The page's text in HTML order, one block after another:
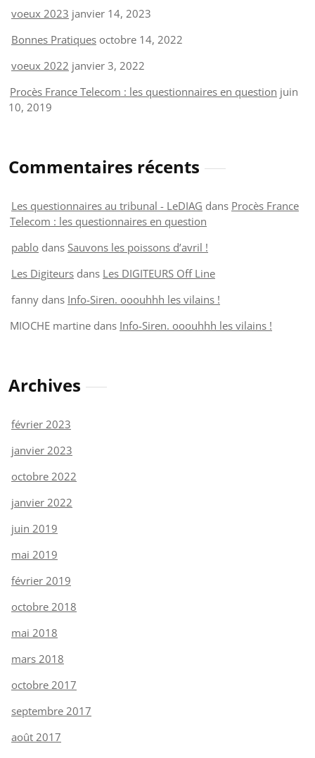
voeux 2023 janvier 14, 2023
Bonnes Pratiques octobre 14, 2022
voeux 2022 janvier 3, 2022
Procès France Telecom : les questionnaires en question juin
10, 2019
Commentaires récents
Les questionnaires au tribunal - LeDIAG dans Procès France
Telecom : les questionnaires en question
pablo dans Sauvons les poissons d’avril !
Les Digiteurs dans Les DIGITEURS Off Line
fanny dans Info-Siren. ooouhhh les vilains !
MIOCHE martine dans Info-Siren. ooouhhh les vilains !
Archives
février 2023
janvier 2023
octobre 2022
janvier 2022
juin 2019
mai 2019
février 2019
octobre 2018
mai 2018
mars 2018
octobre 2017
septembre 2017
août 2017